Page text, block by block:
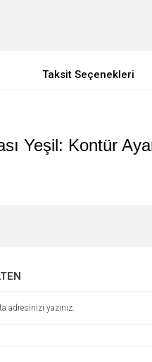
Taksit Seçenekleri
Yeşil: Kontür